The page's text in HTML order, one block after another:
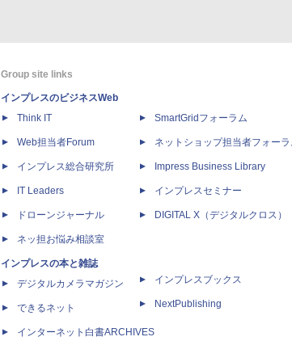
Group site links
インプレスのビジネスWeb
Think IT
Web担当者Forum
インプレス総合研究所
IT Leaders
ドローンジャーナル
ネッ担お悩み相談室
インプレスの本と雑誌
デジタルカメラマガジン
できるネット
インターネット白書ARCHIVES
SmartGridフォーラム
ネットショップ担当者フォーラ
Impress Business Library
インプレスセミナー
DIGITAL X（デジタルクロス）
インプレスブックス
NextPublishing